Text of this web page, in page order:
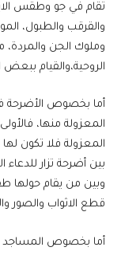
تقام في جو وطقس
والقرقب والطبول،
وملوك الجن والمردة،
الروحية،والقيام ببعض
أما بخصوص الأضرحة
المعزولة منها،
المعزولة فلا تكون لها
بين أضرحة تزار
وبين من يقام حولها
قطع الاثواب والصور
أما بخصوص المساجد